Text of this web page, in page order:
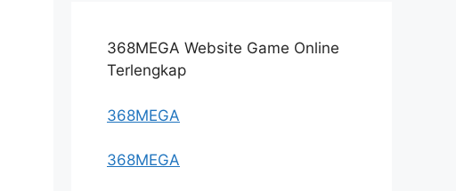
368MEGA Website Game Online
Terlengkap
368MEGA
368MEGA